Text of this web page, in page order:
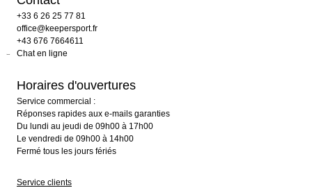
+33 6 26 25 77 81
office@keepersport.fr
+43 676 7664611
Chat en ligne
Horaires d'ouvertures
Service commercial :
Réponses rapides aux e-mails garanties
Du lundi au jeudi de 09h00 à 17h00
Le vendredi de 09h00 à 14h00
Fermé tous les jours fériés
Service clients